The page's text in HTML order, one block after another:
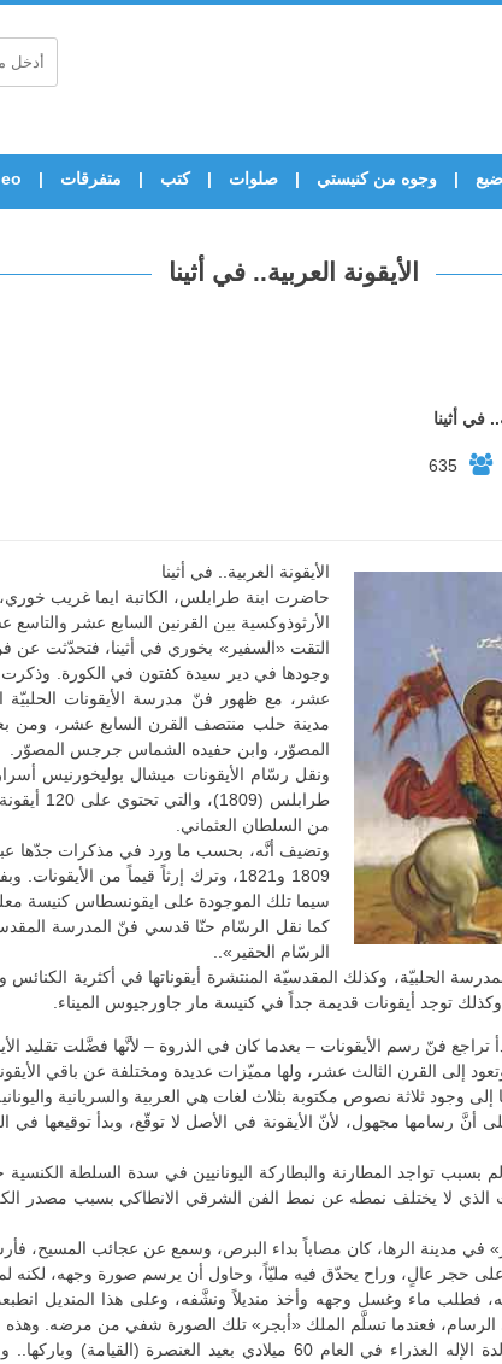
وجوه من كنيستي صلوات كتب متفرقات
الأيقونة العربية.. في أثينا
في أثينا
635
الأيقونة العربية.. في أثينا
حاضرت ابنة طرابلس، الكاتبة ايما غريب خوري،
الأرثوذوكسية بين القرنين السابع عشر والتاسع
التقت «السفير» بخوري في أثينا، فتحدّثت عن فنّ
وجودها في دير سيدة كفتون في الكورة. وذكرت
عشر، مع ظهور فنّ مدرسة الأيقونات
مدينة حلب منتصف القرن السابع عشر، ومن
المصوّر، وابن حفيده الشماس جرجس المصوّر.
ونقل رسّام الأيقونات ميشال بوليخورنيس
من السلطان العثماني.
وتضيف أنَّه، بحسب ما ورد في مذكرات جدّها
1809 و1821، وترك إرثاً قيماً من
سيما تلك الموجودة على ايقونسطاس كنيسة
كما نقل الرسّام حنّا قدسي فنّ المدرسة
الرسّام الحقير»..
الحلبيّة، وكذلك المقدسيّة المنتشرة أيقوناتها في أكثرية الكنائس
توجد أيقونات قديمة جداً في كنيسة مار جاورجيوس الميناء.
فنّ رسم الأيقونات – بعدما كان في الذروة – لأنَّها فضَّلت تقليد
إلى القرن الثالث عشر، ولها مميّزات عديدة ومختلفة عن باقي
إلى وجود ثلاثة نصوص مكتوبة بثلاث لغات هي العربية والسريانية
رسامها مجهول، لأنّ الأيقونة في الأصل لا توقّع، وبدأ توقيعها في
الذي لا يختلف نمطه عن نمط الفن الشرقي الانطاكي بسبب مصدر
في مدينة الرها، كان مصاباً بداء البرص، وسمع عن عجائب المسيح،
حجر عالٍ، وراح يحدّق فيه مليّاً، وحاول أن يرسم صورة وجهه، لكنه
فطلب ماء وغسل وجهه وأخذ منديلاً ونشَّفه، وعلى هذا المنديل
الرسام، فعندما تسلَّم الملك «أبجر» تلك الصورة شفي من مرضه. وهذه
وتذكر الكنيسة الشرقية أنَّ لوقا الانجيلي هو أوّل من رسم أيقونة والدة الإله